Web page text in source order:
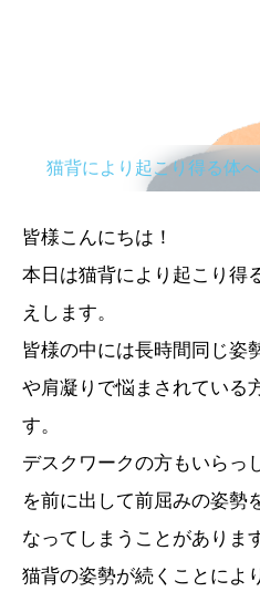
猫背により起こり得る体
皆様こんにちは！
本日は猫背により起こり得
えします。
皆様の中には長時間同じ姿
や肩凝りで悩まされている
す。
デスクワークの方もいらっ
を前に出して前屈みの姿勢
なってしまうことがありま
猫背の姿勢が続くことによ